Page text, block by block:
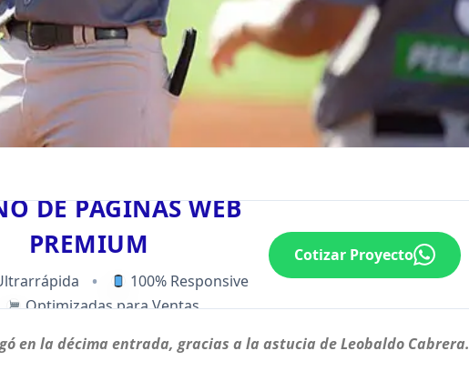
DE PÁGINAS WEB
PREMIUM
•
100% Responsive
Optimizadas para Ventas
Cotizar Proyecto
en la décima entrada, gracias a la astucia de Leobaldo Cabrera.